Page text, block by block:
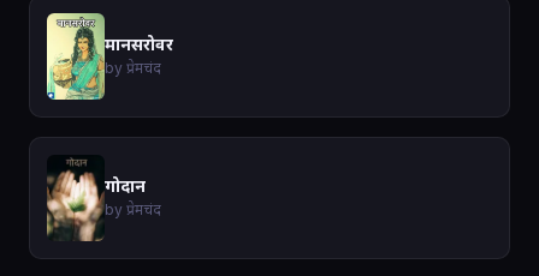
मानसरोवर
by प्रेमचंद
गोदान
by प्रेमचंद